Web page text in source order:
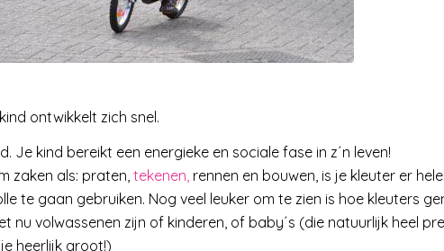
ontwikkelt zich snel.
Je kind bereikt een energieke en sociale fase in z´n leven!
zaken als: praten, tekenen, rennen en bouwen, is je kleuter er
te gaan gebruiken. Nog veel leuker om te zien is hoe kleuters
nu volwassenen zijn of kinderen, of baby´s (die natuurlijk heel
heerlijk groot!)